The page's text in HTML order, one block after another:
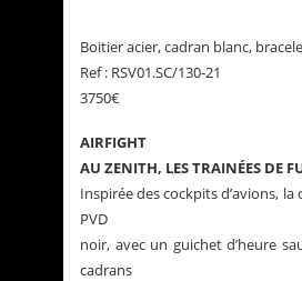
Boitier acier, cadran blanc,
Ref : RSV01.SC/130-21
3750€
AIRFIGHT
AU ZENITH, LES TRAINÉES DE
Inspirée des cockpits d’avions,
PVD
noir, avec un guichet d’heure
cadrans